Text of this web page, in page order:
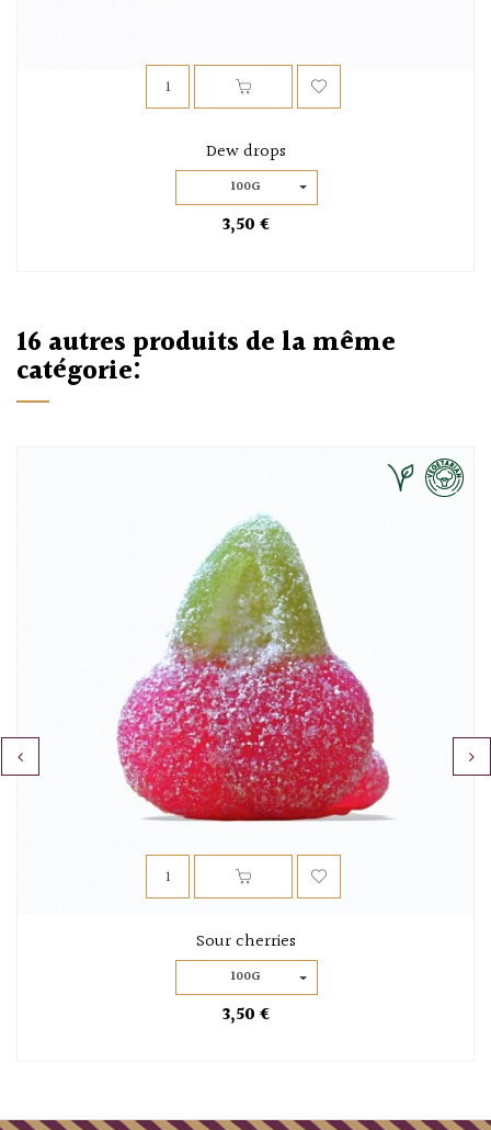
Dew drops
100G
3,50 €
16 autres produits de la même
catégorie:
Sour cherries
100G
3,50 €